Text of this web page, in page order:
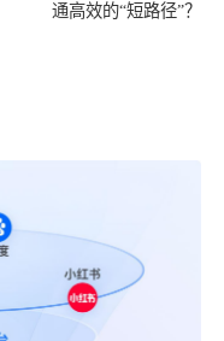
通高效的“短路径”？